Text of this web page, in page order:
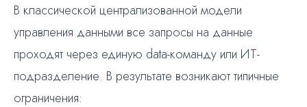
В классической централизованной модели
управления данными все запросы на данные
проходят через единую data-команду или ИТ-
подразделение. В результате возникают типичные
ограничения: